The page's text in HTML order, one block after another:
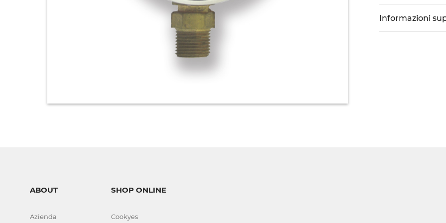
Informazioni
ABOUT
Azienda
SHOP ONLINE
Cookyes